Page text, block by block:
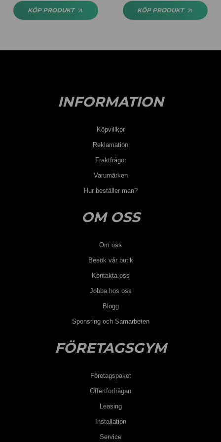
KÖP PRODUKT KÖP PRODUKT
INFORMATION
Köpvillkor
Reklamation
Fraktfrågor
Varumärken
Hur beställer man?
OM OSS
Om oss
Besök vår butik
Kontakta oss
Jobba hos oss
Blogg
Sponsring och Samarbeten
FÖRETAGSGYM
Företagspaket
Offertförfrågan
Leasing
Installation
Service